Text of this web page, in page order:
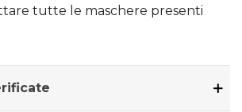
tutte le maschere presenti